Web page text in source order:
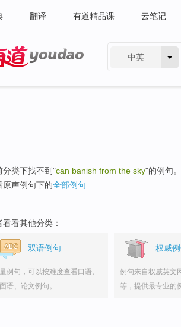
翻译 有道精品课 云笔记
中英
分类下找不到"can banish from the sky"的例句。
原声例句下的全部例句
看看其他分类：
双语例句
例句，可以按难度查看口语、
语、论文例句。
权威
例句来自权威英文
等，提供最专业的